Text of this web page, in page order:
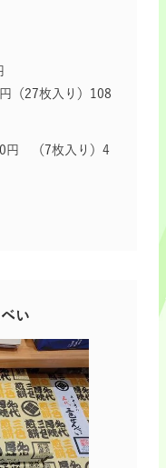
（27枚入り）108
円 （7枚入り）4
い